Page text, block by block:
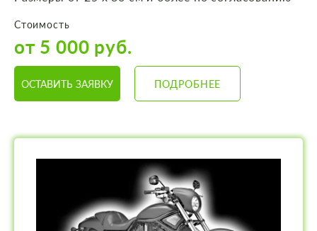
Стоимость
от 5 000 руб.
ОСТАВИТЬ ЗАЯВКУ ПОДРОБНЕЕ